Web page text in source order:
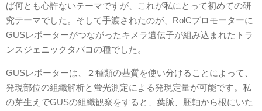
ば何とも心許ないテーマですが、これが私にとって初めての研
究テーマでした。そして手渡されたのが、RolCプロモーターに
GUSレポーターがつながったキメラ遺伝子が組み込まれたトラ
ンスジェニックタバコの種でした。
GUSレポーターは、２種類の基質を使い分けることによって、
発現部位の組織解析と蛍光測定による発現定量が可能です。私
の芽生えでGUSの組織観察をすると、葉脈、胚軸から根にいた